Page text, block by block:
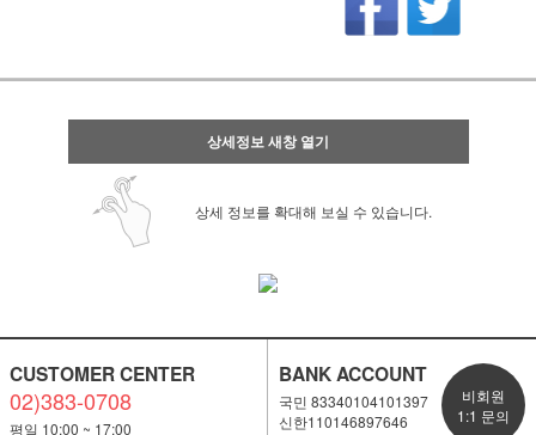
상세정보 새창 열기
상세 정보를 확대해 보실 수 있습니다.
CUSTOMER CENTER
02)383-0708
평일 10;00 ~ 17:00
BANK ACCOUNT
국민 83340104101397
신한110146897646
비회원
1:1 문의